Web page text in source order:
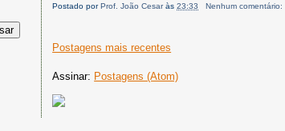
Postado porProf. João Cesar às23:33 Nenhum comentário:
Postagens mais recentes
Assinar: Postagens (Atom)